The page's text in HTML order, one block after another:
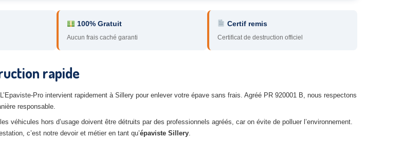
100% Gratuit
Aucun frais caché garanti
Certif remis
Certificat de destruction officiel
rapide
Pro intervient rapidement à Sillery pour enlever votre épave sans frais. Agréé PR 920001 B, nous respectons
responsable.
véhicules hors d’usage doivent être détruits par des professionnels agréés, car on évite de polluer l’environnement.
c’est notre devoir et métier en tant qu’épaviste Sillery.